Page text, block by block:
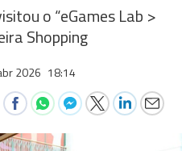
o “eGames Lab >
Shopping
2026 18:14